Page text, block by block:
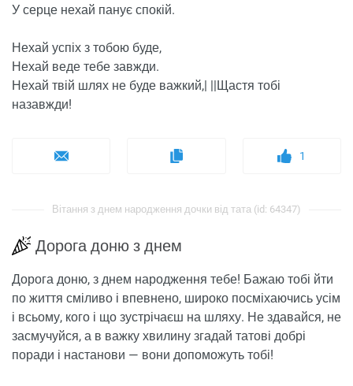
У серце нехай панує спокій.
Нехай успіх з тобою буде,
Нехай веде тебе завжди.
Нехай твій шлях не буде важкий,| ||Щастя тобі
назавжди!
1
Вітання з днем ​​народження дочки від тата (id: 64347)
Дорога доню з днем
Дорога доню, з днем ​​народження тебе! Бажаю тобі йти
по життя сміливо і впевнено, широко посміхаючись усім
і всьому, кого і що зустрічаєш на шляху. Не здавайся, не
засмучуйся, а в важку хвилину згадай татові добрі
поради і настанови — вони допоможуть тобі!